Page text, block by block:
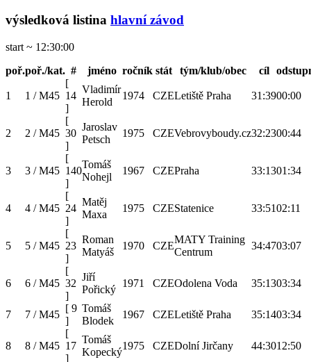
výsledková listina hlavní závod
start ~ 12:30:00
poř.poř./kat. # jméno ročník stát tým/klub/obec cíl odstup
1 1 / M45
[
14
]
Vladimír
Herold
1974 CZELetiště Praha 31:3900:00
2 2 / M45
[
30
]
Jaroslav
Petsch
1975 CZEVebrovyboudy.cz32:2300:44
3 3 / M45
[
140
]
Tomáš
Nohejl
1967 CZEPraha 33:1301:34
4 4 / M45
[
24
]
Matěj
Maxa
1975 CZEStatenice 33:5102:11
5 5 / M45
[
23
]
Roman
Matyáš
1970 CZE
MATY Training
Centrum
34:4703:07
6 6 / M45
[
32
]
Jiří
Pořický
1971 CZEOdolena Voda 35:1303:34
7 7 / M45
[ 9
]
Tomáš
Blodek
1967 CZELetiště Praha 35:1403:34
8 8 / M45
[
17
]
Tomáš
Kopecký
1975 CZEDolní Jirčany 44:3012:50